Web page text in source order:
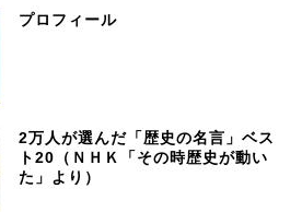
プロフィール
2万人が選んだ「歴史の名言」ベス
ト20（ＮＨＫ「その時歴史が動い
た」より）